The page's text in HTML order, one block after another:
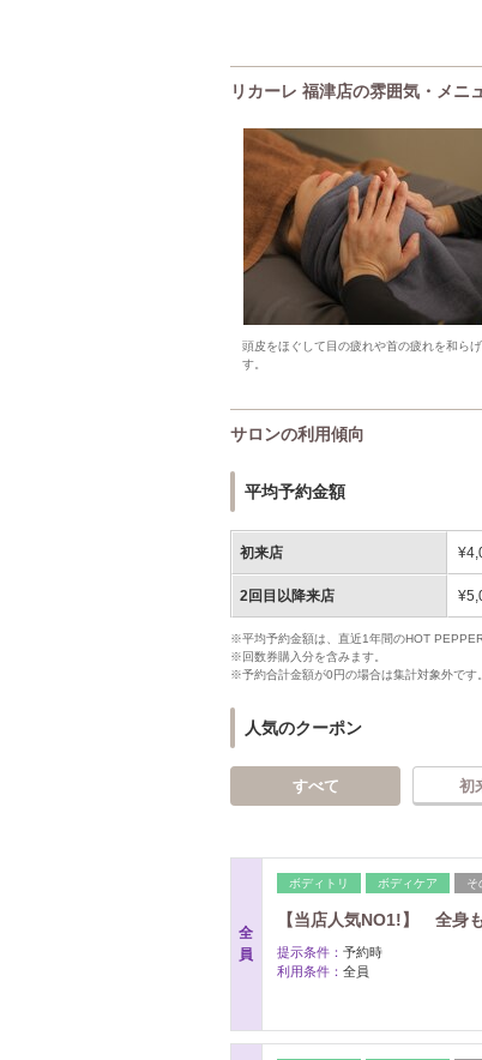
リカーレ 福津店の雰囲気・メニ
頭皮をほぐして目の疲れや首の疲れを和らげ
す。
サロンの利用傾向
平均予約金額
初来店
2回目以降来店
※平均予約金額は、直近1年間のHOT
※回数券購入分を含みます。
※予約合計金額が0円の場合は集計対象外です。
人気のクーポン
すべて 初
全
員
ボディトリ ボディケア そ
【当店人気NO1!】 全身
提示条件： 予約時
利用条件： 全員